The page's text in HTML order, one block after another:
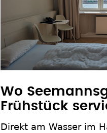
Wo
Frühstück
Direkt am Wasser im